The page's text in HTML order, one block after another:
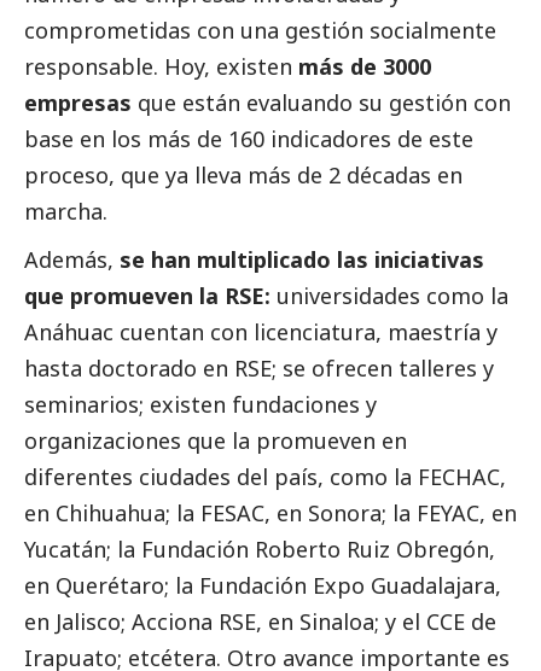
comprometidas con una gestión socialmente
responsable. Hoy, existen más de 3000
empresas que están evaluando su gestión con
base en los más de 160 indicadores de este
proceso, que ya lleva más de 2 décadas en
marcha.
Además, se han multiplicado las iniciativas
que promueven la RSE: universidades como la
Anáhuac cuentan con licenciatura, maestría y
hasta doctorado en RSE; se ofrecen talleres y
seminarios; existen fundaciones y
organizaciones que la promueven en
diferentes ciudades del país, como la FECHAC,
en Chihuahua; la FESAC, en Sonora; la FEYAC, en
Yucatán; la Fundación Roberto Ruiz Obregón,
en Querétaro; la Fundación Expo Guadalajara,
en Jalisco; Acciona RSE, en Sinaloa; y el CCE de
Irapuato; etcétera. Otro avance importante es